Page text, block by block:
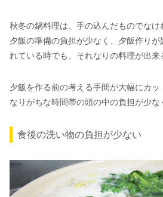
秋冬の鍋料理は、手の込んだものでなけ
夕飯の準備の負担が少なく、夕飯作り
れている時でも、それなりの料理が出来
夕飯を作る前の考える手間が大幅にカ
なりがちな時間帯の頭の中の負担が少な
食後の洗い物の負担が少ない